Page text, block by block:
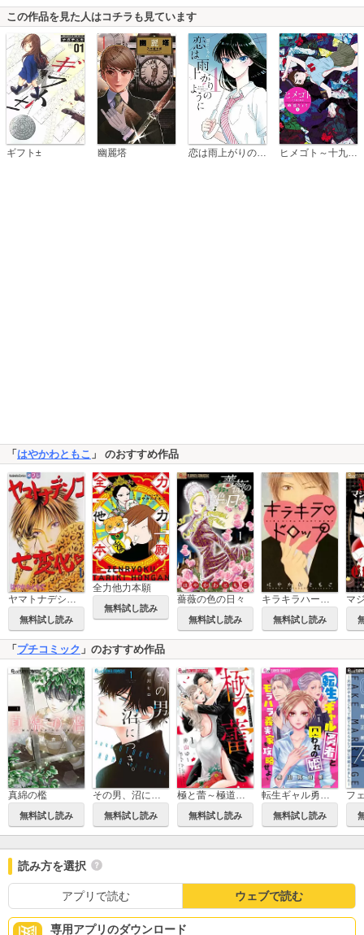
この作品を見た人はコチラも見ています
ギフト± 幽麗塔
「はやかわともこ 」 のおすすめ作品
ヤマトナデシコ七変化 完全版
無料試し読み
全力他力本願
無料試し読み
薔薇の色の日々
無料試し読み
キラキラハートドロップ
無料試し読み
「 プチコミック 」のおすすめ作品
真綿の檻
無料試し読み
その男、沼につき。
無料試し読み
極と蕾～極道と恋を知らない人妻と～
無料試し読み
転生ギャル勇者と囚われの姫～モラハラ義実家を攻略せよ～【マイクロ】
無料試し読み
読み方を選択
アプリで読む ウェブで読む
専用アプリのダウンロード